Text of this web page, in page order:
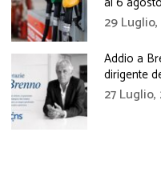
29
Addio a
dirigente
27